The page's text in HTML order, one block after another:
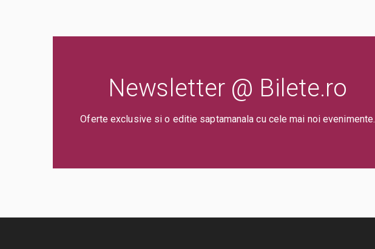
Newsletter @ Bilete.ro
Oferte exclusive si o editie saptamanala cu cele mai noi evenimente.